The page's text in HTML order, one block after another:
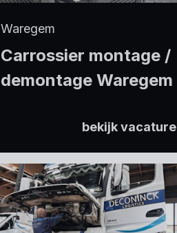
Waregem
Carrossier montage /
demontage Waregem
bekijk vacature